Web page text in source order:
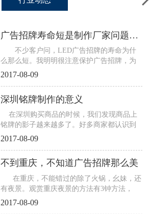
广告招牌寿命短是制作厂家问题还是客户使用的问题？
不少客户问，LED广告招牌的寿命为什
么那么短。我明明很注意保护广告招牌，为
什么还是出问题。这可能...
2017-08-09
深圳铭牌制作的意义
在深圳购买商品的时候，我们发现商品上
铭牌的影子越来越多了。好多商家都认识到
深圳...
2017-08-09
不到重庆，不知道广告招牌那么美
在重庆，不能错过的除了火锅，幺妹，还
有夜景。观赏重庆夜景的方法有3钟方法，
一...
2017-08-09